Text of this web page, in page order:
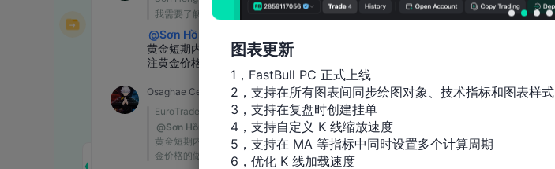
图表更新
1，FastBull PC 正式上线
2，支持在所有图表间同步绘图对象、技术指标和图表样式
3，支持在复盘时创建挂单
4，支持自定义 K 线缩放速度
5，支持在 MA 等指标中同时设置多个计算周期
6，优化 K 线加载速度